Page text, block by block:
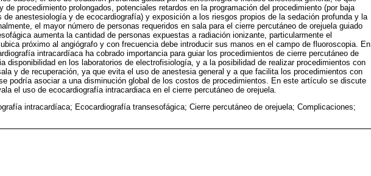
de procedimiento prolongados, potenciales retardos en la programación del procedimiento (por baja
de anestesiología y de ecocardiografía) y exposición a los riesgos propios de la sedación profunda y la
el mayor número de personas requeridos en sala para el cierre percutáneo de orejuela guiado
aumenta la cantidad de personas expuestas a radiación ionizante, particularmente el
próximo al angiógrafo y con frecuencia debe introducir sus manos en el campo de fluoroscopia. En
intracardíaca ha cobrado importancia para guiar los procedimientos de cierre percutáneo de
disponibilidad en los laboratorios de electrofisiología, y a la posibilidad de realizar procedimientos con
y de recuperación, ya que evita el uso de anestesia general y a que facilita los procedimientos con
podría asociar a una disminución global de los costos de procedimientos. En este artículo se discute
el uso de ecocardiografía intracardiaca en el cierre percutáneo de orejuela.
intracardíaca; Ecocardiografía transesofágica; Cierre percutáneo de orejuela; Complicaciones;